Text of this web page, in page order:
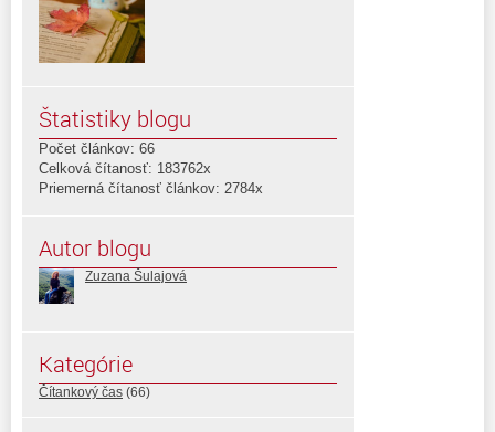
Štatistiky blogu
Počet článkov: 66
Celková čítanosť: 183762x
Priemerná čítanosť článkov: 2784x
Autor blogu
Zuzana Šulajová
Kategórie
Čítankový čas (66)